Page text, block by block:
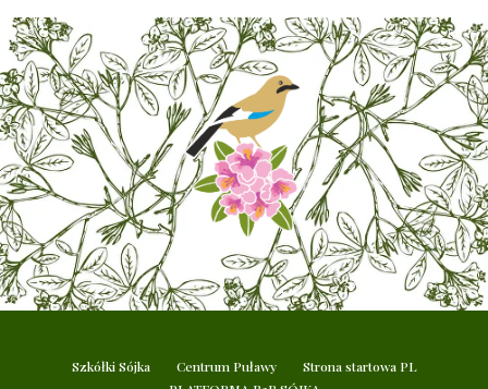
Szkółki Sójka Centrum Puławy
Strona startowa PL